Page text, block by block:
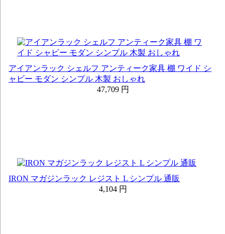
アイアンラック シェルフ アンティーク家具 棚 ワイド シ
ャビー モダン シンプル 木製 おしゃれ
47,709 円
IRON マガジンラック レジスト L シンプル 通販
4,104 円